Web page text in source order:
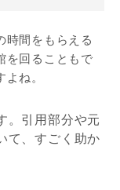
時間をもらえる
を回ることもで
ね。
引用部分や元
て、すごく助か